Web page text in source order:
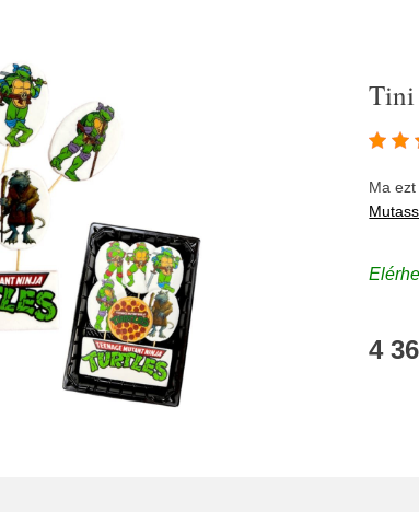
Tini
Ma
4